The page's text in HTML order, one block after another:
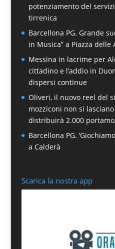
potenziamento del
tirrenica
Barcellona PG. Grande
in Musica” a Piazza delle
Messina in lacrime per
cittadino e l’addio in
dispersi continue
Oliveri, il nuovo reel del
mozziconi non si
distribuirà 2.000
Barcellona PG.
a Calderà
Scarica la nostra app